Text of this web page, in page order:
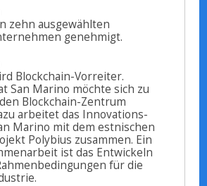
zehn ausgewählten
genehmigt.
Blockchain-Vorreiter.
San Marino möchte sich zu
Blockchain-Zentrum
arbeitet das Innovations-
Marino mit dem estnischen
Polybius zusammen. Ein
ist das Entwickeln
für die